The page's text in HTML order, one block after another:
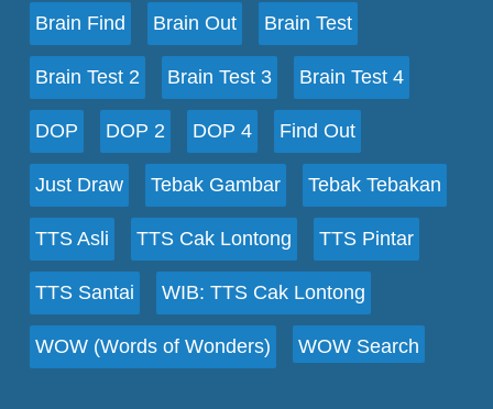
Brain Find Brain Out Brain Test
Brain Test 2 Brain Test 3 Brain Test 4
DOP DOP 2 DOP 4 Find Out
Just Draw Tebak Gambar Tebak Tebakan
TTS Asli TTS Cak Lontong TTS Pintar
TTS Santai WIB: TTS Cak Lontong
WOW (Words of Wonders) WOW Search